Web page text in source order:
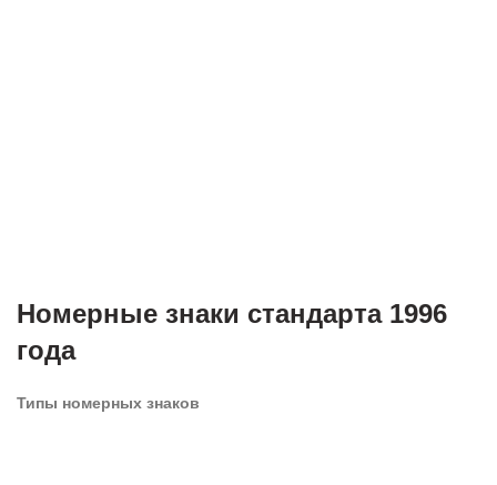
Номерные знаки стандарта 1996
года
Типы номерных знаков